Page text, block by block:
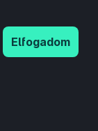
12.
01. 01.
30.
Elfogadom